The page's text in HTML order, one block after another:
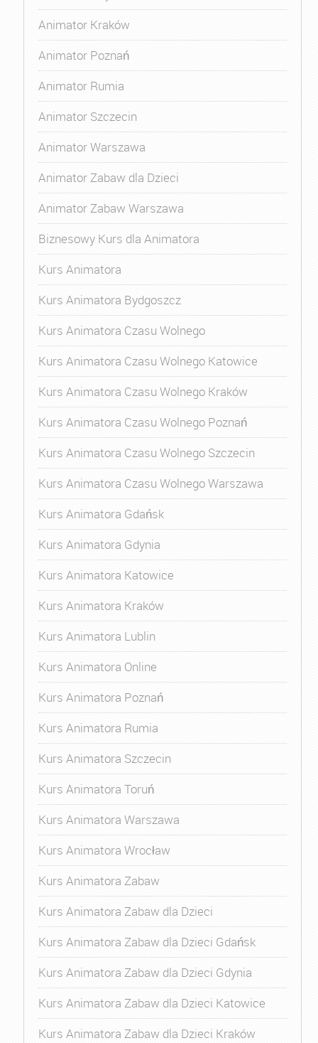
Animator Kraków
Animator Poznań
Animator Rumia
Animator Szczecin
Animator Warszawa
Animator Zabaw dla Dzieci
Animator Zabaw Warszawa
Biznesowy Kurs dla Animatora
Kurs Animatora
Kurs Animatora Bydgoszcz
Kurs Animatora Czasu Wolnego
Kurs Animatora Czasu Wolnego Katowice
Kurs Animatora Czasu Wolnego Kraków
Kurs Animatora Czasu Wolnego Poznań
Kurs Animatora Czasu Wolnego Szczecin
Kurs Animatora Czasu Wolnego Warszawa
Kurs Animatora Gdańsk
Kurs Animatora Gdynia
Kurs Animatora Katowice
Kurs Animatora Kraków
Kurs Animatora Lublin
Kurs Animatora Online
Kurs Animatora Poznań
Kurs Animatora Rumia
Kurs Animatora Szczecin
Kurs Animatora Toruń
Kurs Animatora Warszawa
Kurs Animatora Wrocław
Kurs Animatora Zabaw
Kurs Animatora Zabaw dla Dzieci
Kurs Animatora Zabaw dla Dzieci Gdańsk
Kurs Animatora Zabaw dla Dzieci Gdynia
Kurs Animatora Zabaw dla Dzieci Katowice
Kurs Animatora Zabaw dla Dzieci Kraków